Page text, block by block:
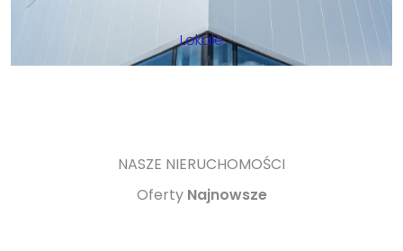
Lokale
NASZE NIERUCHOMOŚCI
Oferty Najnowsze